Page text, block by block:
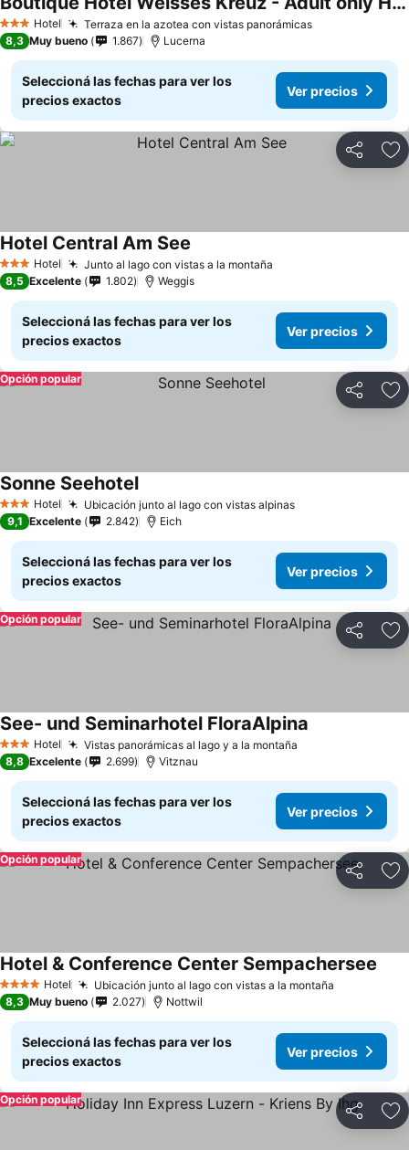
3 Estrellas
Hotel Terraza en la azotea con vistas panorámicas
8,3 Muy bueno 1.867 Lucerna
Seleccioná las fechas para ver los
precios exactos
Ver precios
Compartir
3 Estrellas
Hotel Junto al lago con vistas a la montaña
Hotel Central Am See
8,5 Excelente 1.802 Weggis
Seleccioná las fechas para ver los
precios exactos
Ver precios
Compartir
Opción popular
3 Estrellas
Hotel Ubicación junto al lago con vistas alpinas
Sonne Seehotel
9,1 Excelente 2.842 Eich
Seleccioná las fechas para ver los
precios exactos
Ver precios
Compartir
Opción popular
3 Estrellas
Hotel Vistas panorámicas al lago y a la montaña
See- und Seminarhotel FloraAlpina
8,8 Excelente 2.699 Vitznau
Seleccioná las fechas para ver los
precios exactos
Ver precios
Compartir
Opción popular
4 EstrellasHotel Ubicación junto al lago con vistas a la montaña
Hotel & Conference Center Sempachersee
8,3 Muy bueno 2.027 Nottwil
Seleccioná las fechas para ver los
precios exactos
Ver precios
Compartir
Opción popular